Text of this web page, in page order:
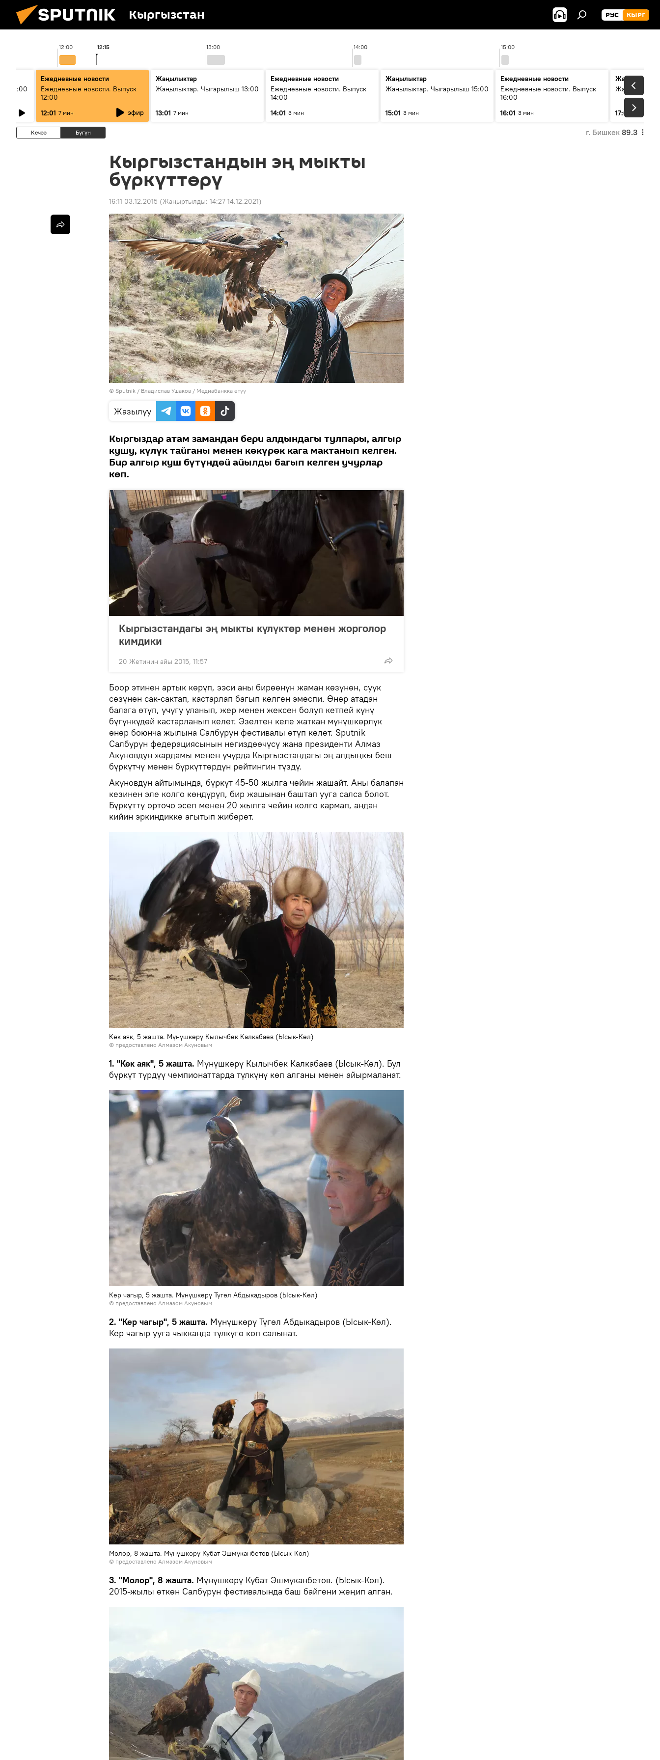
Кыргызстан РУС КЫРГ
12:00 13:00 14:00 15:00
12:15
11:00
Ежедневные новости
Ежедневные новости. Выпуск
12:00
12:01 7 мин эфир
Жаңылыктар
Жаңылыктар. Чыгарылыш 13:00
13:01 7 мин
Ежедневные новости
Ежедневные новости. Выпуск
14:00
14:01 3 мин
Жаңылыктар
Жаңылыктар. Чыгарылыш 15:00
15:01 3 мин
Ежедневные новости
Ежедневные новости. Выпуск
16:00
16:01 3 мин
Жаңылыктар
17:01 5 мин
Кечээ Бүгүн г. Бишкек 89.3
Кыргызстандын эң мыкты
бүркүттөрү
16:11 03.12.2015 (Жаңыртылды: 14:27 14.12.2021)
© Sputnik / Владислав Ушаков / Медиабанкка өтүү
Жазылуу
Кыргыздар атам замандан бери алдындагы тулпары, алгыр
кушу, күлүк тайганы менен көкүрөк кага мактанып келген.
Бир алгыр куш бүтүндөй айылды багып келген учурлар
көп.
Кыргызстандагы эң мыкты күлүктөр менен жорголор
кимдики
20 Жетинин айы 2015, 11:57
Боор этинен артык көрүп, ээси аны бирөөнүн жаман көзүнөн, суук
сөзүнөн сак-сактап, кастарлап багып келген эмеспи. Өнөр атадан
балага өтүп, учугу уланып, жер менен жексен болуп кетпей күнү
бүгүнкүдөй кастарланып келет. Эзелтен келе жаткан мүнүшкөрлүк
өнөр боюнча жылына Салбурун фестивалы өтүп келет. Sputnik
Салбурун федерациясынын негиздөөчүсү жана президенти Алмаз
Акуновдун жардамы менен учурда Кыргызстандагы эң алдыңкы беш
бүркүтчү менен бүркүттөрдүн рейтингин түздү.
Акуновдун айтымында, бүркүт 45-50 жылга чейин жашайт. Аны балапан
кезинен эле колго көндүрүп, бир жашынан баштап ууга салса болот.
Бүркүттү орточо эсеп менен 20 жылга чейин колго кармап, андан
кийин эркиндикке агытып жиберет.
Көк аяк, 5 жашта. Мүнүшкөрү Кылычбек Калкабаев (Ысык-Көл)
© предоставлено Алмазом Акуновым
1. "Көк аяк", 5 жашта. Мүнүшкөрү Кылычбек Калкабаев (Ысык-Көл). Бул
бүркүт түрдүү чемпионаттарда түлкүнү көп алганы менен айырмаланат.
Кер чагыр, 5 жашта. Мүнүшкөрү Түгөл Абдыкадыров (Ысык-Көл)
© предоставлено Алмазом Акуновым
2. "Кер чагыр", 5 жашта. Мүнүшкөрү Түгөл Абдыкадыров (Ысык-Көл).
Кер чагыр ууга чыкканда түлкүгө көп салынат.
Молор, 8 жашта. Мүнүшкөрү Кубат Эшмуканбетов (Ысык-Көл)
© предоставлено Алмазом Акуновым
3. "Молор", 8 жашта. Мүнүшкөрү Кубат Эшмуканбетов. (Ысык-Көл).
2015-жылы өткөн Салбурун фестивалында баш байгени жеңип алган.